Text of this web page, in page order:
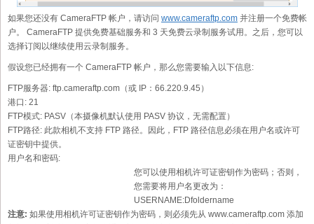
如果您还没有 CameraFTP 帐户，请访问 www.cameraftp.com 并注册一个免费帐
户。 CameraFTP 提供免费基础服务和 3 天免费云录制服务试用。之后，您可以
选择订阅以继续使用云录制服务。
假设您已经拥有一个 CameraFTP 帐户，那么您需要输入以下信息:
FTP服务器: ftp.cameraftp.com（或 IP：66.220.9.45）
港口: 21
FTP模式: PASV（本摄像机默认使用 PASV 协议，无需配置）
FTP路径: 此款相机不支持 FTP 路径。因此，FTP 路径信息必须在用户名或许可
证密钥中提供。
用户名和密码:
您可以使用相机许可证密钥作为密码；否则，
您需要将用户名更改为：
USERNAME:Dfoldername
注意: 如果使用相机许可证密钥作为密码，则必须先从 www.cameraftp.com 添加